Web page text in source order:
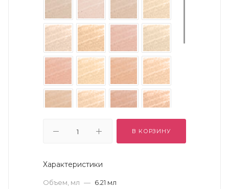
В КОРЗИНУ
Характеристики
Объем, мл — 6.21 мл